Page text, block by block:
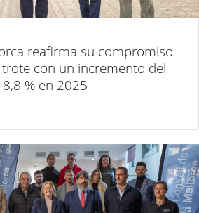
reafirma su compromiso
con un incremento del
% en 2025